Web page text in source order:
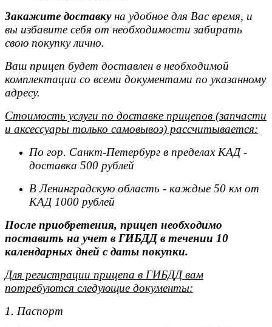
Закажите доставкуна удобное для Вас время, и
вы избавите себя от необходимости забирать
свою покупку лично.
Ваш прицеп будет доставлен в необходимой
комплектации со всеми документами по указанному
адресу.
Стоимость услуги по доставке прицепов (запчасти
и аксессуары только самовывоз) рассчитывается:
По гор. Санкт-Петербург в пределах КАД -
доставка 500 рублей
В Ленинградскую область - каждые 50 км от
КАД 1000 рублей
После приобретения, прицеп необходимо
поставить на учет в ГИБДД в течении 10
календарных дней с даты покупки.
Для регистрации прицепа в ГИБДД вам
потребуются следующие документы:
1. Паспорт